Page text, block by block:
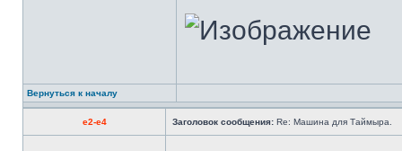
Вернуться к началу
e2-e4 Заголовок сообщения: Re: Машина для Таймыра.